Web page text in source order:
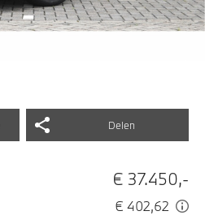
Delen
€ 37.450,-
€ 402,62